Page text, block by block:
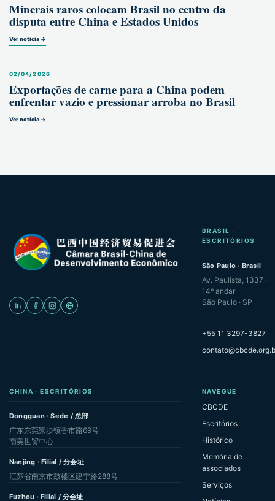
Minerais raros colocam Brasil no centro da
disputa entre China e Estados Unidos
Ver notícia →
02/04/2026
Exportações de carne para a China podem
enfrentar vazio e pressionar arroba no Brasil
Ver notícia →
BRASIL ·
ESCRITÓRIOS
São Paulo · Brasil
Av. Paulista, 1337 ·
14º andar
São Paulo · SP
+55 11 3297-3827
CHINA · ESCRITÓRIOS
Dongguan · Sede / 总部
广东东莞寮步镇香市路69号
南美世贸中心
Nanjing · Filial / 分会址
江苏省南京市鼓楼区建宁路288号
Fuzhou · Filial / 分会址
NAVEGUE
CBCDE
Escritórios
Histórico
Memória de
associados
Serviços